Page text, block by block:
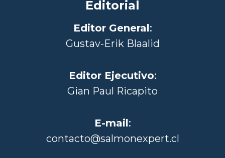
Editorial
Editor General:
Gustav-Erik Blaalid
Editor Ejecutivo:
Gian Paul Ricapito
E-mail:
contacto@salmonexpert.cl